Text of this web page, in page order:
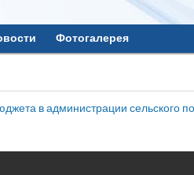
Фотогалерея
в администрации сельского